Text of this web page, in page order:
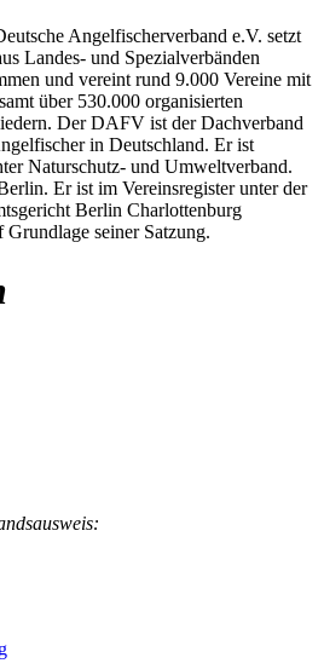
Angelfischerverband e.V. setzt
Landes- und Spezialverbänden
und vereint rund 9.000 Vereine mit
über 530.000 organisierten
Der DAFV ist der Dachverband
in Deutschland. Er ist
Naturschutz- und Umweltverband.
Er ist im Vereinsregister unter der
Berlin Charlottenburg
Grundlage seiner Satzung.